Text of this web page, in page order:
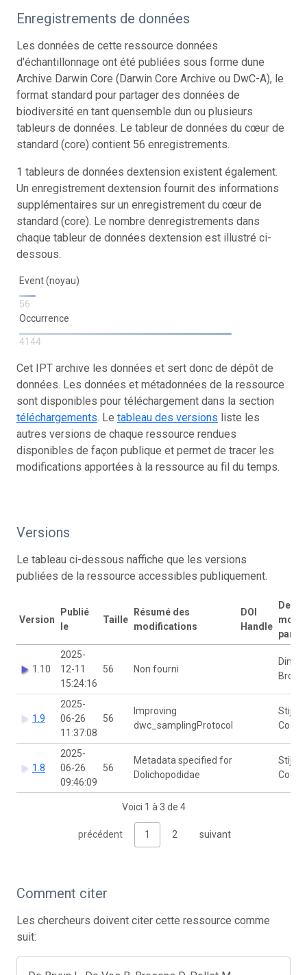
Enregistrements de données
Les données de cette ressource données
d'échantillonnage ont été publiées sous forme dune
Archive Darwin Core (Darwin Core Archive ou DwC-A), le
format standard pour partager des données de
biodiversité en tant quensemble dun ou plusieurs
tableurs de données. Le tableur de données du cœur de
standard (core) contient 56 enregistrements.
1 tableurs de données dextension existent également.
Un enregistrement dextension fournit des informations
supplémentaires sur un enregistrement du cœur de
standard (core). Le nombre denregistrements dans
chaque tableur de données dextension est illustré ci-
dessous.
Event (noyau)
56
Occurrence
4144
Cet IPT archive les données et sert donc de dépôt de
données. Les données et métadonnées de la ressource
sont disponibles pour téléchargement dans la section
téléchargements. Le tableau des versions liste les
autres versions de chaque ressource rendues
disponibles de façon publique et permet de tracer les
modifications apportées à la ressource au fil du temps.
Versions
Le tableau ci-dessous naffiche que les versions
publiées de la ressource accessibles publiquement.
Version
Publié
le
Taille
Résumé des
modifications
DOI
Handle
par
1.10
2025-
12-11
15:24:16
56 Non fourni
Dimitri
1.9
2025-
06-26
11:37:08
56
Improving
dwc_samplingProtocol
Stijn
1.8
2025-
06-26
09:46:09
56
Metadata specified for
Dolichopodidae
Stijn
Voici 1 à 3 de 4
précédent 1 2 suivant
Comment citer
Les chercheurs doivent citer cette ressource comme
suit: